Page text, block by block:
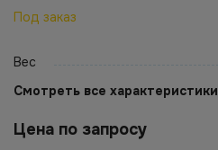
Под заказ
Вес
Смотреть все характеристики
Цена по запросу